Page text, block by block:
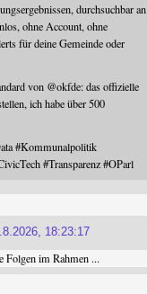
durchsuchbar an
ohne Account, ohne
für deine Gemeinde oder
von @okfde: das offizielle
ich habe über 500
#Kommunalpolitik
#Transparenz #OParl
18:23:17
Folgen im Rahmen ...